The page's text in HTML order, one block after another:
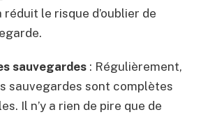
réduit le risque d’oublier de
sauvegardes : Régulièrement,
sauvegardes sont complètes
Il n’y a rien de pire que de